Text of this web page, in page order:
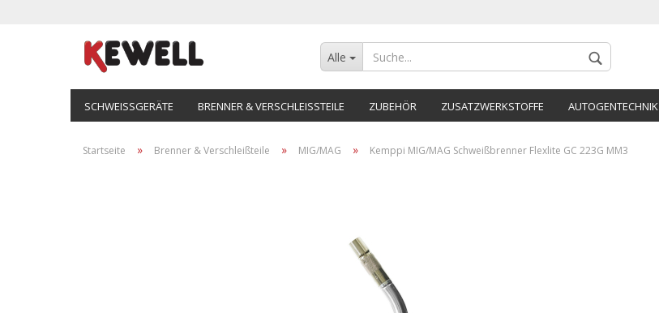
Alle
SCHWEISSGERÄTE BRENNER & VERSCHLEISSTEILE ZUBEHÖR ZUSATZWERKSTOFFE AUTOGENTECHNIK
Startseite » Brenner & Verschleißteile » MIG/MAG » Kemppi MIG/MAG Schweißbrenner Flexlite GC 223G MM3